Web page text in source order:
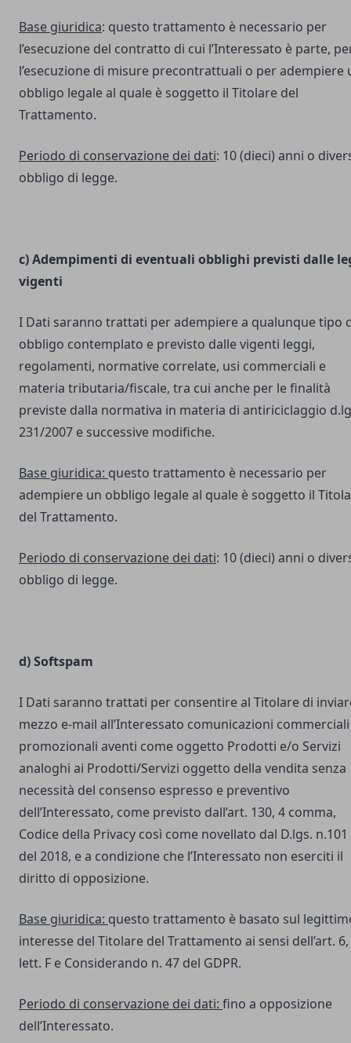
Base giuridica: questo trattamento è necessario per
l’esecuzione del contratto di cui l’Interessato è parte,
l’esecuzione di misure precontrattuali o per adempiere
obbligo legale al quale è soggetto il Titolare del
Trattamento.
Periodo di conservazione dei dati: 10 (dieci) anni o
obbligo di legge.
c) Adempimenti di eventuali obblighi previsti dalle
vigenti
I Dati saranno trattati per adempiere a qualunque tipo
obbligo contemplato e previsto dalle vigenti leggi,
regolamenti, normative correlate, usi commerciali e
materia tributaria/fiscale, tra cui anche per le finalità
previste dalla normativa in materia di antiriciclaggio
231/2007 e successive modifiche.
Base giuridica: questo trattamento è necessario per
adempiere un obbligo legale al quale è soggetto il
del Trattamento.
Periodo di conservazione dei dati: 10 (dieci) anni o
obbligo di legge.
d) Softspam
I Dati saranno trattati per consentire al Titolare di
mezzo e-mail all’Interessato comunicazioni
promozionali aventi come oggetto Prodotti e/o Servizi
analoghi ai Prodotti/Servizi oggetto della vendita senza
necessità del consenso espresso e preventivo
dell’Interessato, come previsto dall’art. 130, 4 comma,
Codice della Privacy così come novellato dal D.lgs. n.101
del 2018, e a condizione che l’Interessato non eserciti il
diritto di opposizione.
Base giuridica: questo trattamento è basato sul
interesse del Titolare del Trattamento ai sensi dell’art. 6,
lett. F e Considerando n. 47 del GDPR.
Periodo di conservazione dei dati: fino a opposizione
dell’Interessato.